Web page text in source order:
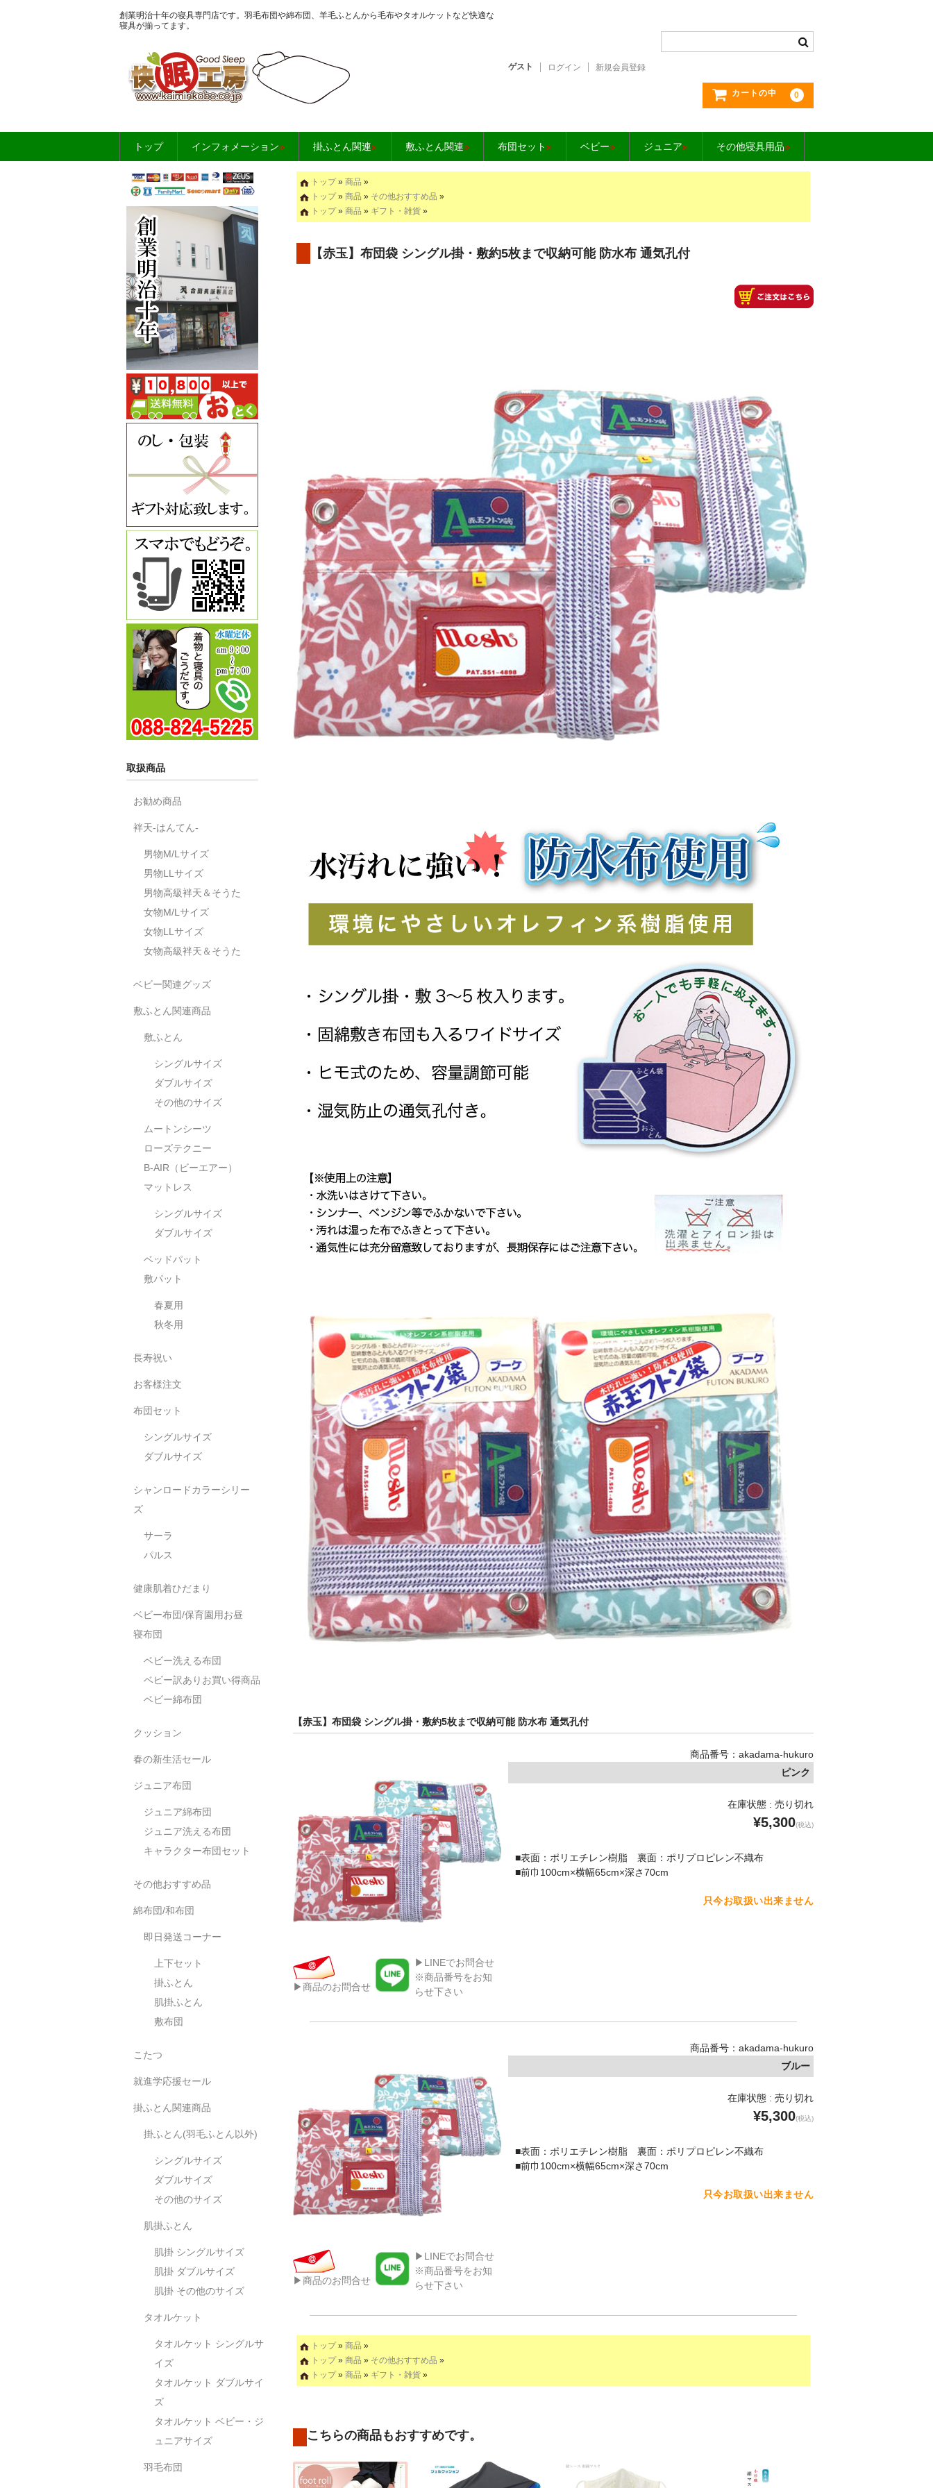
創業明治十年の寝具専門店です。羽毛布団や綿布団、羊毛ふとんから毛布やタオルケットなど快適な
寝具が揃ってます。
ゲスト ログイン 新規会員登録
カートの中 0
トップ インフォメーション» 掛ふとん関連» 敷ふとん関連» 布団セット» ベビー» ジュニア» その他寝具用品»
トップ» 商品 »
トップ» 商品 » その他おすすめ品 »
トップ» 商品 » ギフト・雑貨 »
【赤玉】布団袋 シングル掛・敷約5枚まで収納可能 防水布 通気孔付
【赤玉】布団袋 シングル掛・敷約5枚まで収納可能 防水布 通気孔付
▶商品のお問合せ
▶LINEでお問合せ
※商品番号をお知
らせ下さい
商品番号：akadama-hukuro
ピンク
在庫状態 : 売り切れ
¥5,300(税込)
■表面：ポリエチレン樹脂 裏面：ポリプロピレン不織布
■前巾100cm×横幅65cm×深さ70cm
只今お取扱い出来ません
▶商品のお問合せ
▶LINEでお問合せ
※商品番号をお知
らせ下さい
商品番号：akadama-hukuro
ブルー
在庫状態 : 売り切れ
¥5,300(税込)
■表面：ポリエチレン樹脂 裏面：ポリプロピレン不織布
■前巾100cm×横幅65cm×深さ70cm
只今お取扱い出来ません
トップ» 商品 »
トップ» 商品 » その他おすすめ品 »
トップ» 商品 » ギフト・雑貨 »
こちらの商品もおすすめです。
取扱商品
お勧め商品
袢天-はんてん-
男物M/Lサイズ
男物LLサイズ
男物高級袢天＆そうた
女物M/Lサイズ
女物LLサイズ
女物高級袢天＆そうた
ベビー関連グッズ
敷ふとん関連商品
敷ふとん
シングルサイズ
ダブルサイズ
その他のサイズ
ムートンシーツ
ローズテクニー
B-AIR（ビーエアー）
マットレス
シングルサイズ
ダブルサイズ
ベッドパット
敷パット
春夏用
秋冬用
長寿祝い
お客様注文
布団セット
シングルサイズ
ダブルサイズ
シャンロードカラーシリー
ズ
サーラ
パルス
健康肌着ひだまり
ベビー布団/保育園用お昼
寝布団
ベビー洗える布団
ベビー訳ありお買い得商品
ベビー綿布団
クッション
春の新生活セール
ジュニア布団
ジュニア綿布団
ジュニア洗える布団
キャラクター布団セット
その他おすすめ品
綿布団/和布団
即日発送コーナー
上下セット
掛ふとん
肌掛ふとん
敷布団
こたつ
就進学応援セール
掛ふとん関連商品
掛ふとん(羽毛ふとん以外)
シングルサイズ
ダブルサイズ
その他のサイズ
肌掛ふとん
肌掛 シングルサイズ
肌掛 ダブルサイズ
肌掛 その他のサイズ
タオルケット
タオルケット シングルサ
イズ
タオルケット ダブルサイ
ズ
タオルケット ベビー・ジ
ュニアサイズ
羽毛布団